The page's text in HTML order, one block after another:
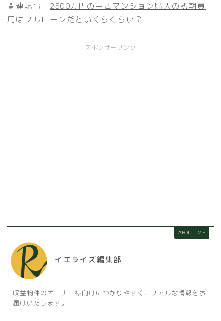
関連記事： 2500万円の中古マンション購入の初期費
用はフルローンだといくらくらい？
スポンサーリンク
ABOUT ME
イエライズ編集部
収益物件のオーナー様向けにわかりやすく、リアルな情報をお
届けいたします。